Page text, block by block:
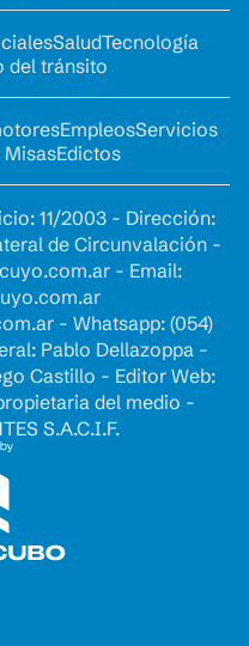
SaludTecnología
del tránsito
EmpleosServicios
MisasEdictos
11/2003 - Dirección:
de Circunvalación -
- Email:
- Whatsapp: (054)
Pablo Dellazoppa -
Castillo - Editor Web:
del medio -
S.A.C.I.F.